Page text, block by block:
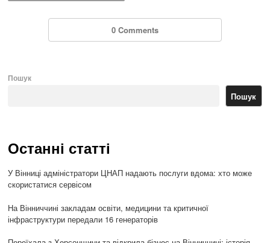
0 Comments
Пошук
Пошук
Останні статті
У Вінниці адміністратори ЦНАП надають послуги вдома: хто може
скористатися сервісом
На Вінниччині закладам освіти, медицини та критичної
інфраструктури передали 16 генераторів